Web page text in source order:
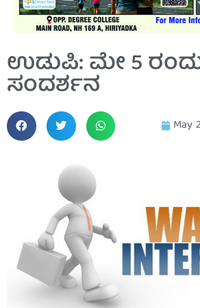
ಉಡುಪಿ: ಮೇ 5
ಸಂದರ್ಶನ
May